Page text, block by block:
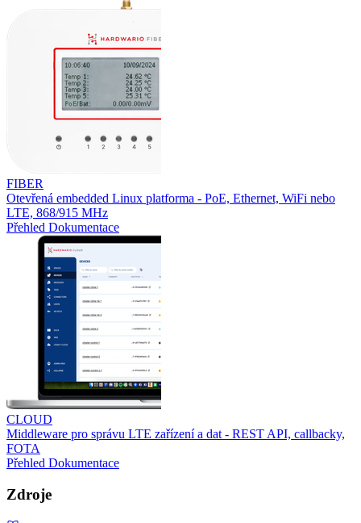
FIBER
Otevřená embedded Linux platforma - PoE, Ethernet, WiFi nebo
LTE, 868/915 MHz
Přehled Dokumentace
CLOUD
Middleware pro správu LTE zařízení a dat - REST API, callbacky,
FOTA
Přehled Dokumentace
Zdroje